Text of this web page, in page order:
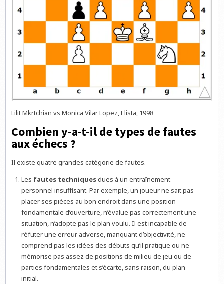
Lilit Mkrtchian vs Monica Vilar Lopez, Elista, 1998
Combien y-a-t-il de types de fautes
aux échecs ?
Il existe quatre grandes catégorie de fautes.
Les fautes techniquesdues à un entraînement
personnel insuffisant. Par exemple, un joueur ne sait pas
placer ses pièces au bon endroit dans une position
fondamentale d’ouverture, n’évalue pas correctement une
situation, n’adopte pas le plan voulu. Il est incapable de
réfuter une erreur adverse, manquant d’objectivité, ne
comprend pas les idées des débuts qu’il pratique ou ne
mémorise pas assez de positions de milieu de jeu ou de
parties fondamentales et s’écarte, sans raison, du plan
initial.